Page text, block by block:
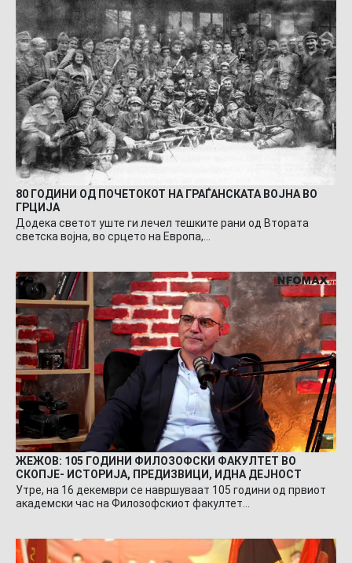
80 ГОДИНИ ОД ПОЧЕТОКОТ НА ГРАЃАНСКАТА ВОЈНА ВО
ГРЦИЈА
Додека светот уште ги лечел тешките рани од Втората
светска војна, во срцето на Европа,…
ЖЕЖОВ: 105 ГОДИНИ ФИЛОЗОФСКИ ФАКУЛТЕТ ВО
СКОПЈЕ- ИСТОРИЈА, ПРЕДИЗВИЦИ, ИДНА ДЕЈНОСТ
Утре, на 16 декември се навршуваат 105 години од првиот
академски час на Филозофскиот факултет…